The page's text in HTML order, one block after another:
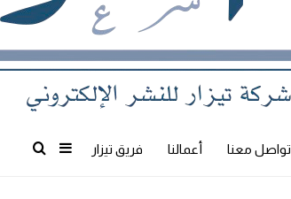
تواصل معنا أعمالنا فريق تيزار بحثإضافة